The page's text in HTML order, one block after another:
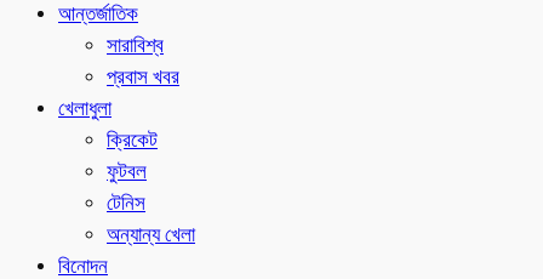
আন্তর্জাতিক
সারাবিশ্ব
প্রবাস খবর
খেলাধুলা
ক্রিকেট
ফুটবল
টেনিস
অন্যান্য খেলা
বিনোদন